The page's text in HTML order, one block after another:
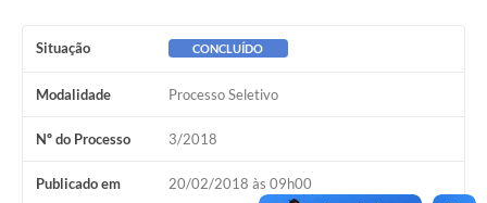
Situação CONCLUÍDO
Modalidade Processo Seletivo
Nº do Processo 3/2018
Publicado em 20/02/2018 às 09h00